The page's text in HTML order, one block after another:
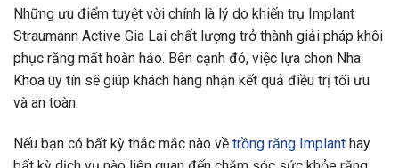
Những ưu điểm tuyệt vời chính là lý do khiến trụ Implant
Straumann Active Gia Lai chất lượng trở thành giải pháp khôi
phục răng mất hoàn hảo. Bên cạnh đó, việc lựa chọn Nha
Khoa uy tín sẽ giúp khách hàng nhận kết quả điều trị tối ưu
và an toàn.
Nếu bạn có bất kỳ thắc mắc nào về trồng răng Implant hay